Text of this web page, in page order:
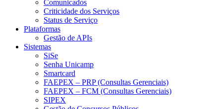
Comunicados
Criticidade dos Serviços
Status de Serviço
Plataformas
Gestão de APIs
Sistemas
SiSe
Senha Unicamp
Smartcard
FAEPEX – PRP (Consultas Gerenciais)
FAEPEX – FCM (Consultas Gerenciais)
SIPEX